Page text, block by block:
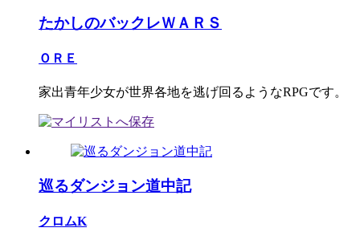
たかしのバックレＷＡＲＳ
ＯＲＥ
家出青年少女が世界各地を逃げ回るようなRPGです。
巡るダンジョン道中記
クロムK